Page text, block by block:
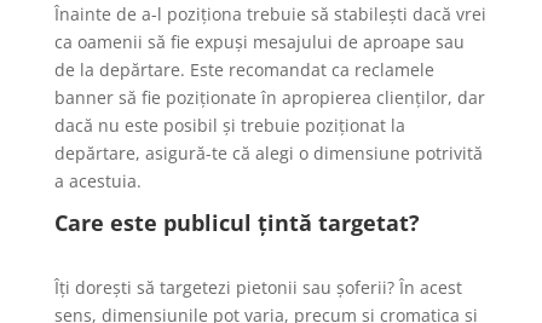
Înainte de a-l poziționa trebuie să stabilești dacă vrei
ca oamenii să fie expuși mesajului de aproape sau
de la depărtare. Este recomandat ca reclamele
banner să fie poziționate în apropierea clienților, dar
dacă nu este posibil și trebuie poziționat la
depărtare, asigură-te că alegi o dimensiune potrivită
a acestuia.
Care este publicul țintă targetat?
Îți dorești să targetezi pietonii sau șoferii? În acest
sens, dimensiunile pot varia, precum și cromatica și